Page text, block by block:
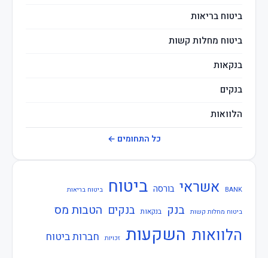
ביטוח בריאות
ביטוח מחלות קשות
בנקאות
בנקים
הלוואות
חוזרי בנק ישראל
חוזרי המפקח על הביטוח
חוזרי המפקח על הבנקים
חוזרי הפיקוח על הבנקים
כל התחומים ←
BANK אשראי בורסה ביטוח ביטוח בריאות
ביטוח מחלות קשות בנק בנקאות בנקים הטבות מס
הלוואות השקעות זכויות חברות ביטוח